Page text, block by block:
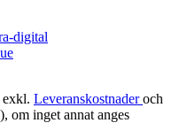
digital
exkl. Leveranskostnaderoch
om inget annat anges